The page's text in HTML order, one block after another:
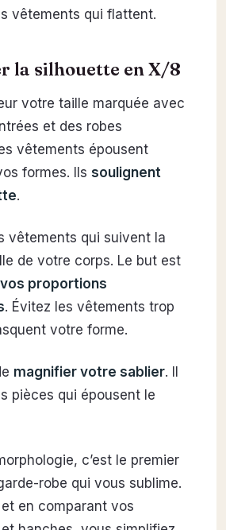
vêtements qui flattent.
la silhouette en X/8
votre taille marquée avec
et des robes
vêtements épousent
formes. Ils soulignent
.
vêtements qui suivent la
de votre corps. Le but est
proportions
. Évitez les vêtements trop
votre forme.
magnifier votre sablier. Il
pièces qui épousent le
c’est le premier
robe qui vous sublime.
en comparant vos